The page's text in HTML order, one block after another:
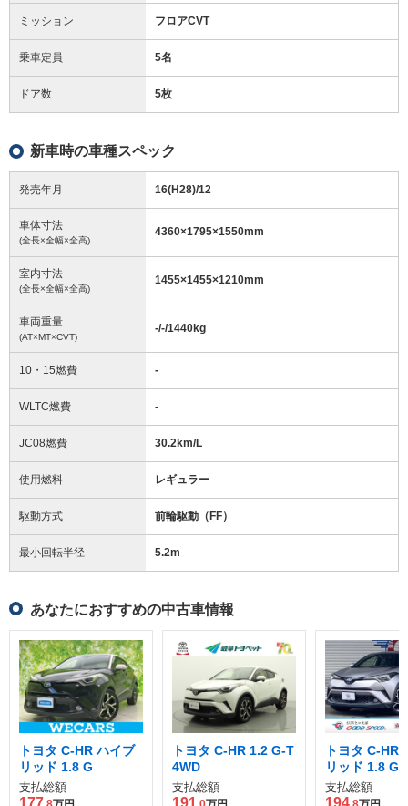
ミッション フロアCVT
乗車定員 5名
ドア数 5枚
新車時の車種スペック
発売年月 16(H28)/12
車体寸法
(全長×全幅×全高)
4360×1795×1550mm
室内寸法
(全長×全幅×全高)
1455×1455×1210mm
車両重量
(AT×MT×CVT)
-/-/1440kg
10・15燃費 -
WLTC燃費 -
JC08燃費 30.2km/L
使用燃料 レギュラー
駆動方式 前輪駆動（FF）
最小回転半径 5.2m
あなたにおすすめの中古車情報
トヨタ C-HR ハイブ
リッド 1.8 G
支払総額
177
トヨタ C-HR 1.2 G-T
4WD
支払総額
191
トヨタ C-HR
リッド 1.8 G
ディション
支払総額
194